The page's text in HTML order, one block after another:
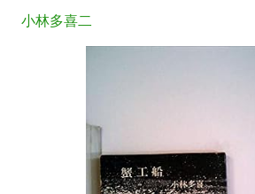
小林多喜二